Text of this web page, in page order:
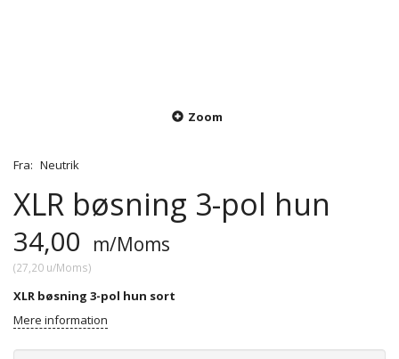
Zoom
Fra: Neutrik
XLR bøsning 3-pol hun
34,00 m/Moms
(27,20 u/Moms)
XLR bøsning 3-pol hun sort
Mere information